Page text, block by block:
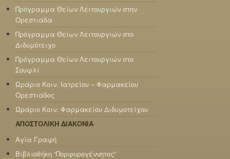
Πρόγραμμα Θείων Λειτουργιών στην
Ορεστιάδα
Πρόγραμμα Θείων Λειτουργιών στο
Διδυμότειχο
Πρόγραμμα Θείων Λειτουργιών στο
Σουφλί
Ωράριο Κοιν. Ιατρείου – Φαρμακείου
Ορεστιάδος
Ωράριο Κοιν. Φαρμακείου Διδυμοτείχου
ΑΠΟΣΤΟΛΙΚΗ ΔΙΑΚΟΝΙΑ
Αγία Γραφή
Βιβλιοθήκη “Πορφυρογέννητος”